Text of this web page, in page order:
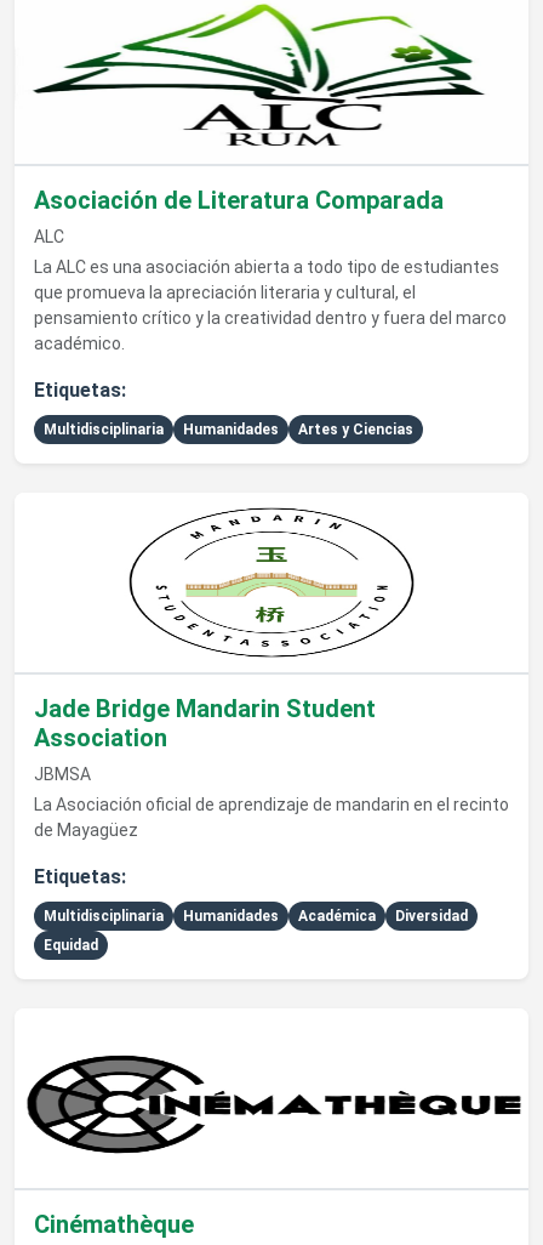
Asociación de Literatura Comparada
ALC
La ALC es una asociación abierta a todo tipo de estudiantes
que promueva la apreciación literaria y cultural, el
pensamiento crítico y la creatividad dentro y fuera del marco
académico.
Etiquetas:
Multidisciplinaria Humanidades Artes y Ciencias
Ver detalles de Jade Bridge Mandarin Student Association
Jade Bridge Mandarin Student
Association
JBMSA
La Asociación oficial de aprendizaje de mandarin en el recinto
de Mayagüez
Etiquetas:
Multidisciplinaria Humanidades Académica
Diversidad
Equidad
Cinémathèque